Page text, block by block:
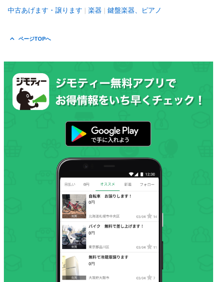
中古あげます・譲ります 楽器 鍵盤楽器、ピアノ
ページTOPへ